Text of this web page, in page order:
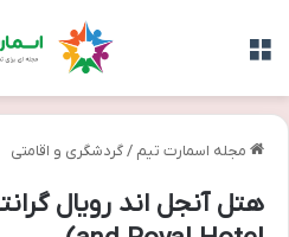
مجله اسمارت تیم /گردشگری و اقامتی